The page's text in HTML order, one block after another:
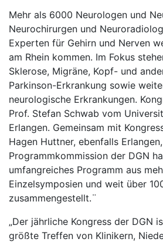
Mehr als 6000 Neurologen und
Neurochirurgen und
Experten für Gehirn und Nerven
am Rhein kommen. Im Fokus
Sklerose, Migräne, Kopf- und
Parkinson-Erkrankung sowie
neurologische Erkrankungen.
Prof. Stefan Schwab vom
Erlangen. Gemeinsam mit
Hagen Huttner, ebenfalls
Programmkommission der DGN
umfangreiches Programm aus
Einzelsymposien und weit über
zusammengestellt.¨
„Der jährliche Kongress der DGN
größte Treffen von Klinikern,